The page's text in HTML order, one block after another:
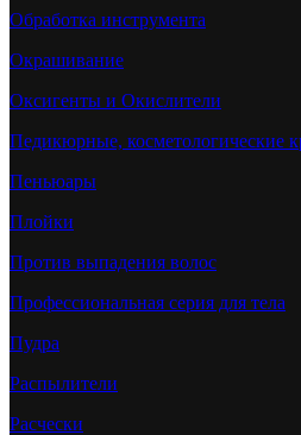
Обработка инструмента
Окрашивание
Оксигенты и Окислители
Педикюрные, косметологические
Пеньюары
Плойки
Против выпадения волос
Профессиональная серия для тела
Пудра
Распылители
Расчески